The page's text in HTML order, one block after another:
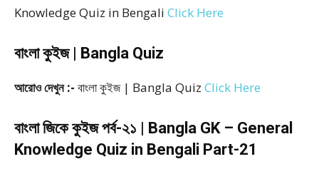
Knowledge Quiz in Bengali Click Here
বাংলা কুইজ | Bangla Quiz
আরোও দেখুন :- বাংলা কুইজ | Bangla Quiz Click Here
বাংলা জিকে কুইজ পর্ব-২১ | Bangla GK – General
Knowledge Quiz in Bengali Part-21